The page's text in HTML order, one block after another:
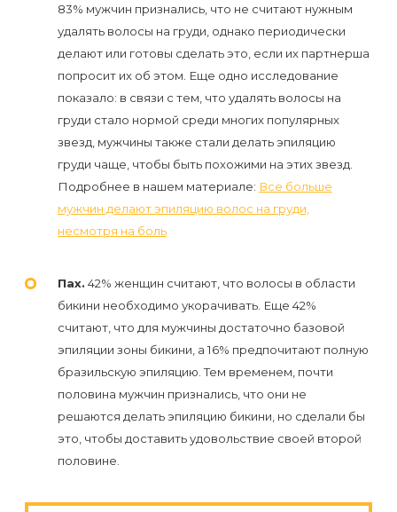
83% мужчин признались, что не считают нужным
удалять волосы на груди, однако периодически
делают или готовы сделать это, если их партнерша
попросит их об этом. Еще одно исследование
показало: в связи с тем, что удалять волосы на
груди стало нормой среди многих популярных
звезд, мужчины также стали делать эпиляцию
груди чаще, чтобы быть похожими на этих звезд.
Подробнее в нашем материале: Все больше
мужчин делают эпиляцию волос на груди,
несмотря на боль
Пах. 42% женщин считают, что волосы в области
бикини необходимо укорачивать. Еще 42%
считают, что для мужчины достаточно базовой
эпиляции зоны бикини, а 16% предпочитают полную
бразильскую эпиляцию. Тем временем, почти
половина мужчин признались, что они не
решаются делать эпиляцию бикини, но сделали бы
это, чтобы доставить удовольствие своей второй
половине.